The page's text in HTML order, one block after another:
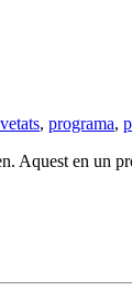
, programa,
Aquest en